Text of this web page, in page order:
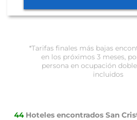
*Tarifas finales más bajas
en los próximos 3 meses,
persona en ocupación
incluidos
44Hoteles encontrados San